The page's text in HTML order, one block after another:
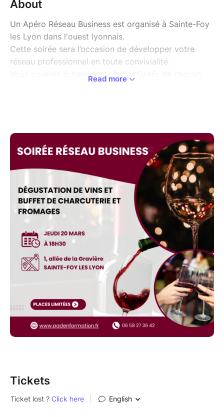
About
Un Apéro Réseau Business est organisé à Sainte-Foy
les Lyon dans l'ouest lyonnais.
Cette soirée sera l’occasion de développer votre
réseau professionnel en toute convivialité.
Vous pourrez échanger sur les activités de chacun
18h30 : accueil des participants
19h00 : présentation et pitch des participants avec le
20h00 : dégustation de vins rouges avec buffet de
charcuterie et fromages
20h00 : networking entre tous les participants
Pensez à apporter vos cartes de visite.
Read more
Tickets